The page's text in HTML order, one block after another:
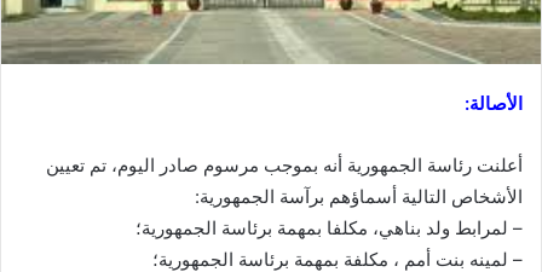
الأصالة:
أعلنت رئاسة الجمهورية أنه بموجب مرسوم صادر اليوم، تم تعيين
الأشخاص التالية أسماؤهم برآسة الجمهورية:
– لمرابط ولد بناهي، مكلفا بمهمة برئاسة الجمهورية؛
– لمينه بنت أمم ، مكلفة بمهمة برئاسة الجمهورية؛